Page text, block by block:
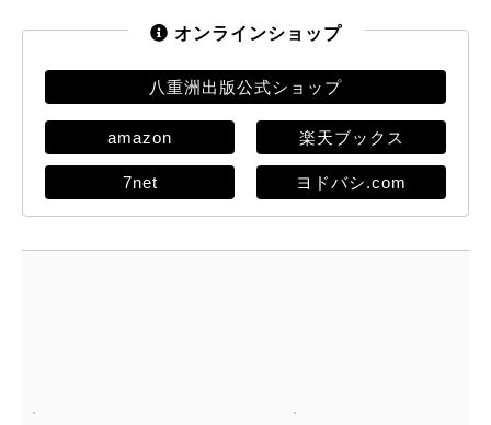
オンラインショップ
八重洲出版公式ショップ
amazon 楽天ブックス
7net ヨドバシ.com